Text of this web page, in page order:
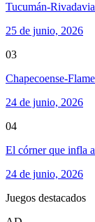
Tucumán-
25 de junio, 2026
03
Chapecoense-
24 de junio, 2026
04
El córner que infla
24 de junio, 2026
Juegos destacados